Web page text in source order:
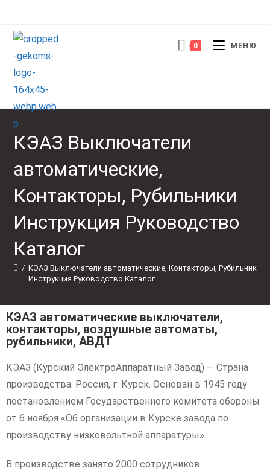
0 МЕНЮ
КЭАЗ Выключатели
автоматические,
Контакторы, Рубильники
Инструкция Руководство
Каталог
/ КЭАЗ Выключатели автоматические, Контакторы, Рубильники
Инструкция Руководство Каталог
КЭАЗ автоматические выключатели,
контакторы, воздушные автоматы,
рубильники, АВДТ
КЭАЗ (Курский ЭлектроАппаратный Завод) — Страна
производства: Россия, г. Курск. Основан в 1945 году
постановлением Государственного комитета обороны
от 6 ноября «Об организации в Курске завода по
производству низковольтной аппаратуры».
В производстве занято 2000 сотрудников.